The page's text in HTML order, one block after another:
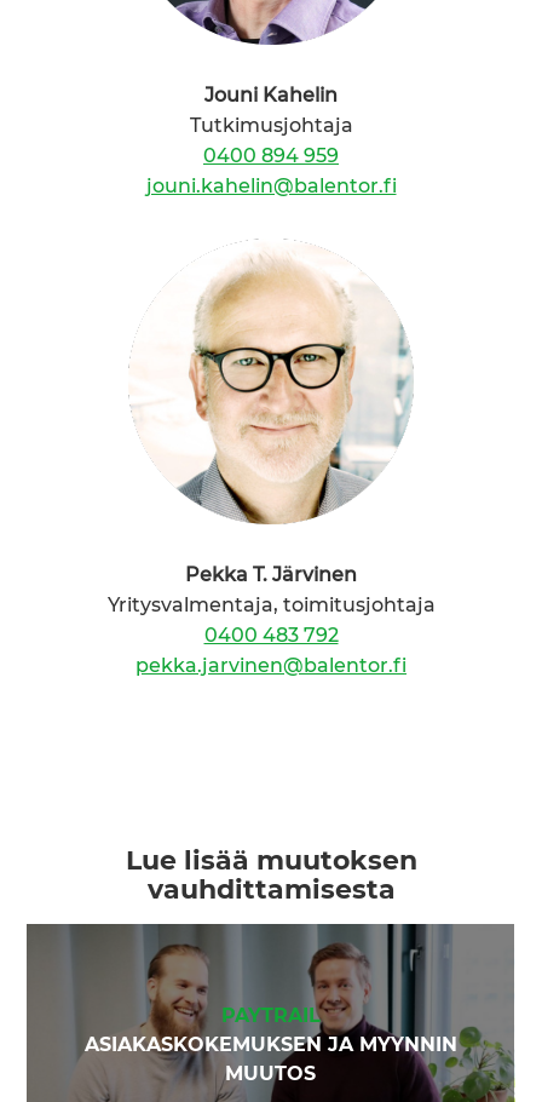
Jouni Kahelin
Tutkimusjohtaja
0400 894 959
jouni.kahelin@balentor.fi
Pekka T. Järvinen
Yritysvalmentaja, toimitusjohtaja
0400 483 792
pekka.jarvinen@balentor.fi
Lue lisää muutoksen
vauhdittamisesta
PAYTRAIL
ASIAKASKOKEMUKSEN JA MYYNNIN
MUUTOS